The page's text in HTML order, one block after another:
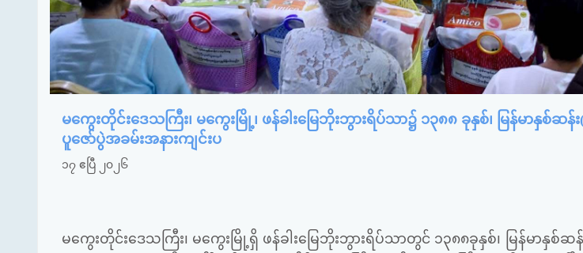
မကွေးတိုင်းဒေသကြီး၊ မကွေးမြို့၊ ဖန်ခါးမြေဘိုးဘွားရိပ်သာ၌ ၁၃၈၈ ခုနှစ်၊ မြန်မာနှစ်
ပူဇော်ပွဲအခမ်းအနားကျင်းပ
၁၇ ဧပြီ ၂၀၂၆
မကွေးတိုင်းဒေသကြီး၊ မကွေးမြို့ရှိ ဖန်ခါးမြေဘိုးဘွားရိပ်သာတွင် ၁၃၈၈ခုနှစ်၊ မြန်မာနှစ်ဆ